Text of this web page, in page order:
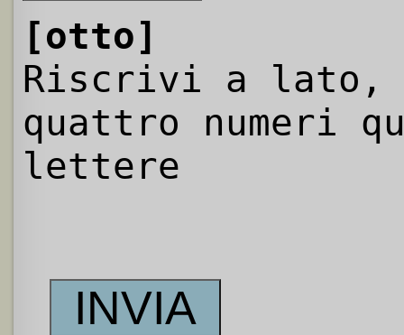
[otto]
Riscrivi a
quattro numeri
lettere